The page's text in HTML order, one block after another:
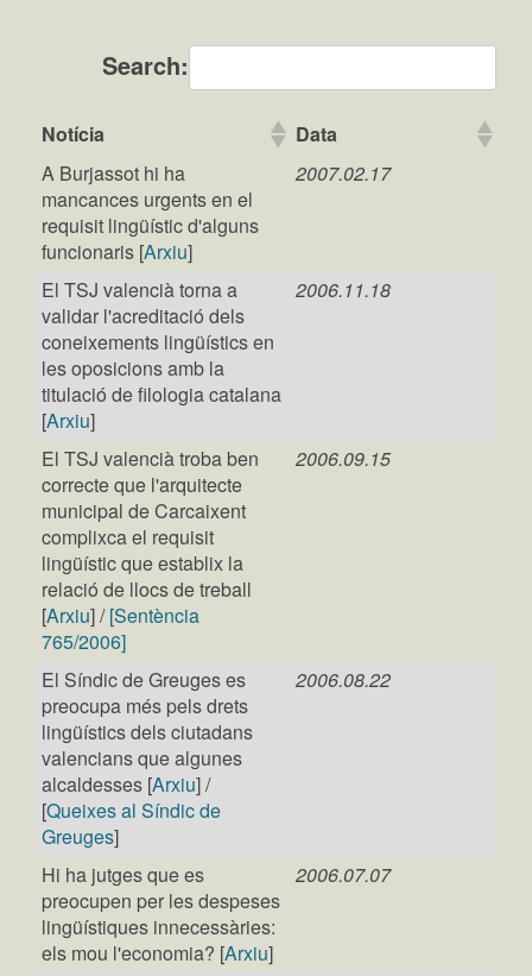
Search:
Notícia
Data
A Burjassot hi ha
mancances urgents en el
requisit lingüístic d'alguns
funcionaris [Arxiu]
2007.02.17
El TSJ valencià torna a
validar l'acreditació dels
coneixements lingüístics en
les oposicions amb la
titulació de filologia catalana
[Arxiu]
2006.11.18
El TSJ valencià troba ben
correcte que l'arquitecte
municipal de Carcaixent
complixca el requisit
lingüístic que establix la
relació de llocs de treball
[Arxiu] /[Sentència
765/2006]
2006.09.15
El Síndic de Greuges es
preocupa més pels drets
lingüístics dels ciutadans
valencians que algunes
alcaldesses [Arxiu] /
[Queixes al Síndic de
Greuges]
2006.08.22
Hi ha jutges que es
preocupen per les despeses
lingüístiques innecessàries:
els mou l'economia? [Arxiu]
2006.07.07